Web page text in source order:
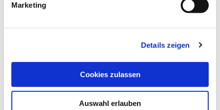
Marketing
Details zeigen
Cookies zulassen
Auswahl erlauben
Rennradtour zum
Walchensee
7:05 h 119.21 km 639 hm